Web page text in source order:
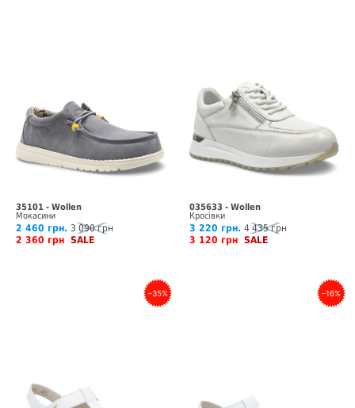
35101 - Wollen
Мокасини
2 460 грн. 3 090 грн
2 360 грн SALE
035633 - Wollen
Кросівки
3 220 грн. 4 435 грн
3 120 грн SALE
–35% –16%